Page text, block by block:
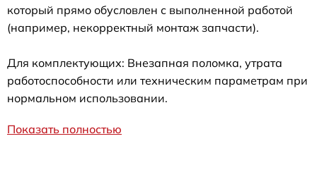
который прямо обусловлен с выполненной работой
(например, некорректный монтаж запчасти).
Для комплектующих: Внезапная поломка, утрата
работоспособности или техническим параметрам при
нормальном использовании.
Показать полностью